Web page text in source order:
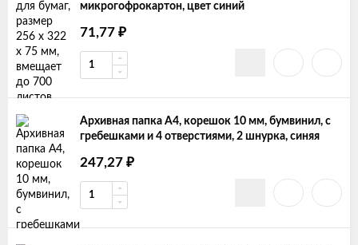
микрогофрокартон, цвет синий
71,77 ₽
Архивная папка А4, корешок 10 мм, бумвинил, с
гребешками и 4 отверстиями, 2 шнурка, синяя
247,27 ₽